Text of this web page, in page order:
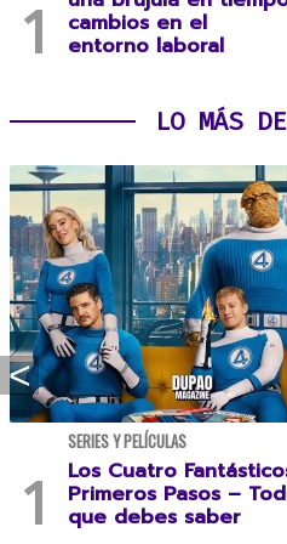
cambios en el
entorno laboral
LO MÁS
SERIES Y PELÍCULAS
Los Cuatro
Primeros Pasos –
que debes saber